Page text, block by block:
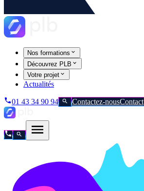
Nos formations
Découvrez PLB
Votre projet
Actualités
01 43 34 90 94 Contactez-nousContact